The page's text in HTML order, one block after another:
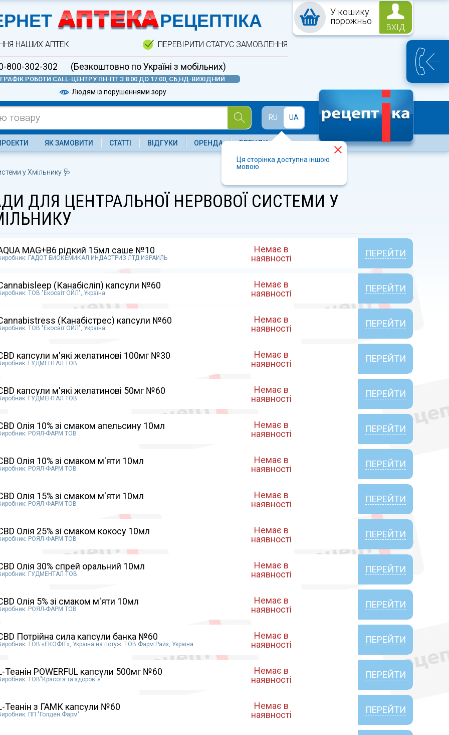
У кошику
порожньо
ВХІД
АПТЕКА
РЕЦЕПТІКА
НАШИХ АПТЕК ПЕРЕВІРИТИ СТАТУС ЗАМОВЛЕННЯ
800-302-302 (Безкоштовно по Україні з мобільних)
ГРАФІК РОБОТИ CALL-ЦЕНТРУ ПН-ПТ З 8:00 ДО 17:00, СБ,НД-ВИХІДНИЙ
Людям із порушеннями зору
RU UA
Ця сторінка доступна іншою
мовою
ЯК ЗАМОВИТИ СТАТТІ ВІДГУКИ ОРЕНДА БРЕНДИ
у Хмільнику 🩺
ДЛЯ ЦЕНТРАЛЬНОЇ НЕРВОВОЇ СИСТЕМИ У
MAG+В6 рідкий 15мл саше №10
ГАДОТ БИОКЕМИКАЛ ИНДАСТРИЗ ЛТД ИЗРАИЛЬ
Немає в
наявності
ПЕРЕЙТИ
(Канабісліп) капсули №60
ТОВ "Екосвіт ОЙЛ", Україна
Немає в
наявності
ПЕРЕЙТИ
(Канабістрес) капсули №60
ТОВ "Екосвіт ОЙЛ", Україна
Немає в
наявності
ПЕРЕЙТИ
капсули м'які желатинові 100мг №30
ГУДМЕНТАЛ ТОВ
Немає в
наявності
ПЕРЕЙТИ
капсули м'які желатинові 50мг №60
ГУДМЕНТАЛ ТОВ
Немає в
наявності
ПЕРЕЙТИ
Олія 10% зі смаком апельсину 10мл
РОЯЛ-ФАРМ ТОВ
Немає в
наявності
ПЕРЕЙТИ
Олія 10% зі смаком м'яти 10мл
РОЯЛ-ФАРМ ТОВ
Немає в
наявності
ПЕРЕЙТИ
Олія 15% зі смаком м'яти 10мл
РОЯЛ-ФАРМ ТОВ
Немає в
наявності
ПЕРЕЙТИ
Олія 25% зі смаком кокосу 10мл
РОЯЛ-ФАРМ ТОВ
Немає в
наявності
ПЕРЕЙТИ
Олія 30% спрей оральний 10мл
ГУДМЕНТАЛ ТОВ
Немає в
наявності
ПЕРЕЙТИ
Олія 5% зі смаком м'яти 10мл
РОЯЛ-ФАРМ ТОВ
Немає в
наявності
ПЕРЕЙТИ
Потрійна сила капсули банка №60
ТОВ «ЕКОФІТ», Україна на потуж. ТОВ Фарм Райз, Україна
Немає в
наявності
ПЕРЕЙТИ
Теанін POWERFUL капсули 500мг №60
ТОВ"Красота та здоров`я"
Немає в
наявності
ПЕРЕЙТИ
Теанін з ГАМК капсули №60
ПП "Голден Фарм"
Немає в
наявності
ПЕРЕЙТИ